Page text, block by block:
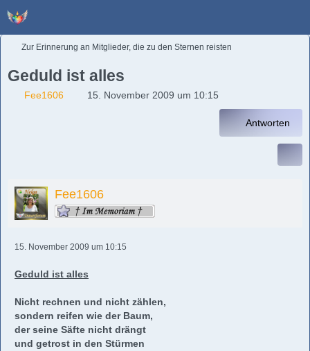
Zur Erinnerung an Mitglieder, die zu den Sternen reisten
Geduld ist alles
Fee1606 15. November 2009 um 10:15
Antworten
Fee1606
15. November 2009 um 10:15
Geduld ist alles
Nicht rechnen und nicht zählen,
sondern reifen wie der Baum,
der seine Säfte nicht drängt
und getrost in den Stürmen